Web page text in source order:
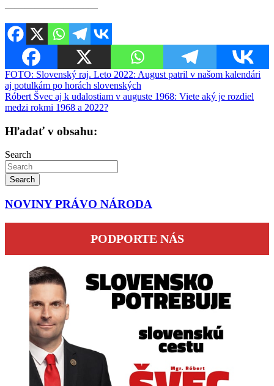
————————–—
Navigácia
v
článku
FOTO: Slovenský raj. Leto 2022: August patril v našom kalendári
aj potulkám po horách slovenských
Róbert Švec aj k udalostiam v auguste 1968: Viete aký je rozdiel
medzi rokmi 1968 a 2022?
Hľadať v obsahu:
Search
Search
NOVINY PRÁVO NÁRODA
PODPORTE NÁS